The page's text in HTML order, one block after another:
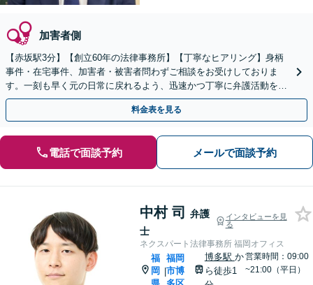
加害者側
【赤坂駅3分】【創立60年の法律事務所】【丁寧なヒアリング】身柄
事件・在宅事件、加害者・被害者問わずご相談をお受けしておりま
す。一刻も早く元の日常に戻れるよう、迅速かつ丁寧に弁護活動を進
めてまいります。お困りの際は、ぜひご相談ください。
料金表を見る
電話で面談予約 メールで面談予約
中村 司
弁護
士
インタビューを見
る
ネクスパート法律事務所 福岡オフィス
福
岡 |
福岡
市博
博多駅 か
ら徒歩1
営業時間：09:00
~21:00（平日）